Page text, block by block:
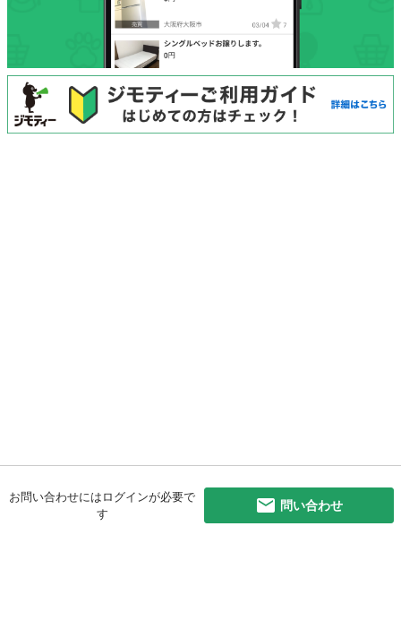
お問い合わせにはログインが必要で
す
問い合わせ